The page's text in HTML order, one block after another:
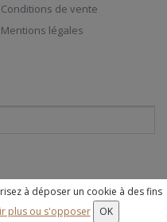
Conditions de vente
Mentions légales
de gestion de commande sur
à déposer un cookie à des fins
plus ou s'opposer OK